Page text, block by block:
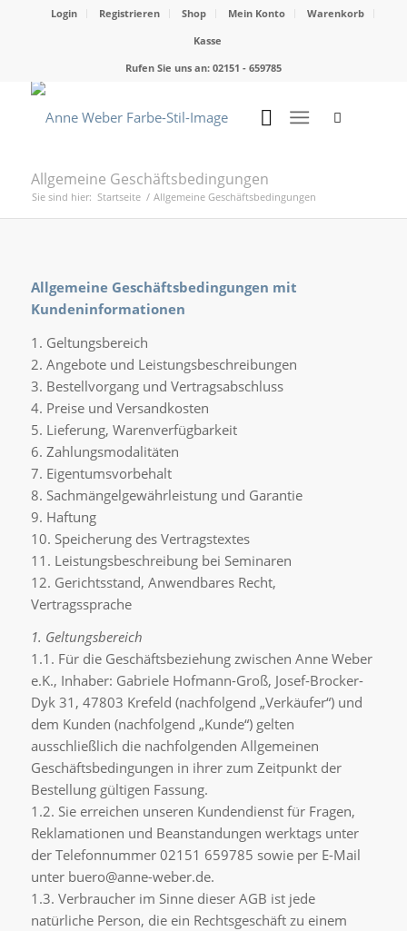
Login Registrieren Shop Mein Konto
Warenkorb
Kasse
Rufen Sie uns an: 02151 - 659785
Allgemeine Geschäftsbedingungen
Sie sind hier: Startseite / Allgemeine Geschäftsbedingungen
Allgemeine Geschäftsbedingungen mit
Kundeninformationen
1. Geltungsbereich
2. Angebote und Leistungsbeschreibungen
3. Bestellvorgang und Vertragsabschluss
4. Preise und Versandkosten
5. Lieferung, Warenverfügbarkeit
6. Zahlungsmodalitäten
7. Eigentumsvorbehalt
8. Sachmängelgewährleistung und Garantie
9. Haftung
10. Speicherung des Vertragstextes
11. Leistungsbeschreibung bei Seminaren
12. Gerichtsstand, Anwendbares Recht,
Vertragssprache
1. Geltungsbereich
1.1. Für die Geschäftsbeziehung zwischen Anne Weber
e.K., Inhaber: Gabriele Hofmann-Groß, Josef-Brocker-
Dyk 31, 47803 Krefeld (nachfolgend „Verkäufer“) und
dem Kunden (nachfolgend „Kunde“) gelten
ausschließlich die nachfolgenden Allgemeinen
Geschäftsbedingungen in ihrer zum Zeitpunkt der
Bestellung gültigen Fassung.
1.2. Sie erreichen unseren Kundendienst für Fragen,
Reklamationen und Beanstandungen werktags unter
der Telefonnummer 02151 659785 sowie per E-Mail
unter buero@anne-weber.de.
1.3. Verbraucher im Sinne dieser AGB ist jede
natürliche Person, die ein Rechtsgeschäft zu einem